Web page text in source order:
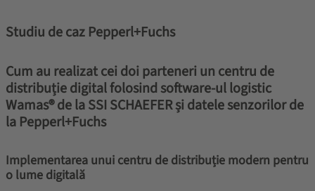
Studiu de caz Pepperl+Fuchs
Cum au realizat cei doi parteneri un centru de
distribuție digital folosind software-ul logistic
Wamas® de la SSI SCHAEFER și datele senzorilor de
la Pepperl+Fuchs
Implementarea unui centru de distribuție modern pentru
o lume digitală